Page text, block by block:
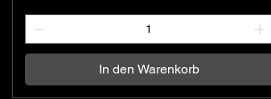
In den Warenkorb